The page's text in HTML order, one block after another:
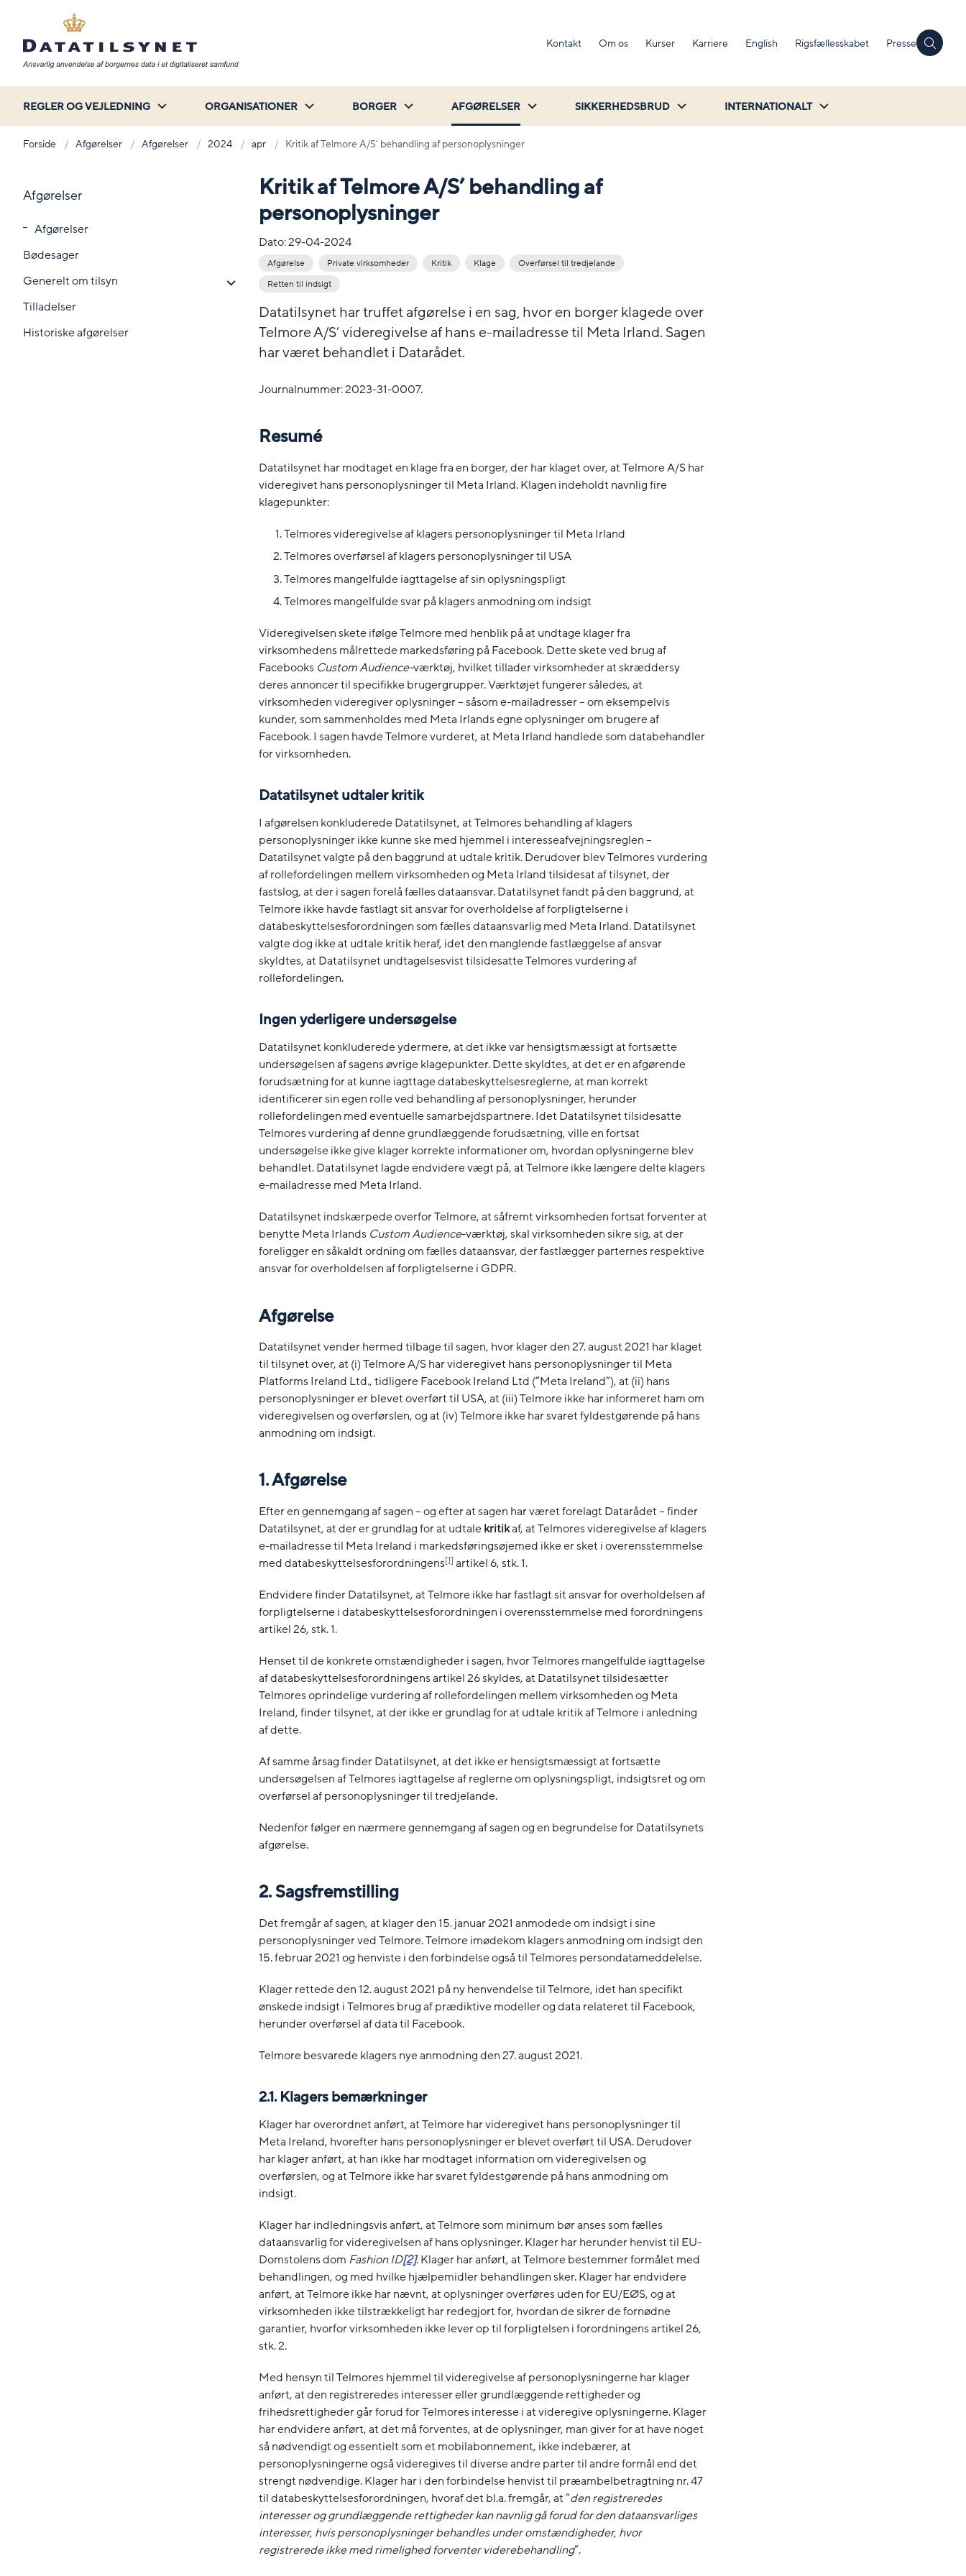
Kontakt Om os Kurser Karriere English Rigsfællesskabet Presse
REGLER OG VEJLEDNING ORGANISATIONER BORGER AFGØRELSER SIKKERHEDSBRUD INTERNATIONALT
Forside Afgørelser Afgørelser 2024 apr Kritik af Telmore A/S’ behandling af personoplysninger
Afgørelser
Afgørelser
Bødesager
Generelt om tilsyn
Tilladelser
Historiske afgørelser
Kritik af Telmore A/S’ behandling af
personoplysninger
Dato:29-04-2024
Afgørelse Private virksomheder Kritik Klage
Overførsel til tredjelande
Retten til indsigt
Datatilsynet har truffet afgørelse i en sag, hvor en borger klagede over
Telmore A/S’ videregivelse af hans e-mailadresse til Meta Irland. Sagen
har været behandlet i Datarådet.
Journalnummer: 2023-31-0007.
Resumé
Datatilsynet har modtaget en klage fra en borger, der har klaget over, at Telmore A/S har
videregivet hans personoplysninger til Meta Irland. Klagen indeholdt navnlig fire
klagepunkter:
Telmores videregivelse af klagers personoplysninger til Meta Irland
Telmores overførsel af klagers personoplysninger til USA
Telmores mangelfulde iagttagelse af sin oplysningspligt
Telmores mangelfulde svar på klagers anmodning om indsigt
Videregivelsen skete ifølge Telmore med henblik på at undtage klager fra
virksomhedens målrettede markedsføring på Facebook. Dette skete ved brug af
Facebooks Custom Audience-værktøj, hvilket tillader virksomheder at skræddersy
deres annoncer til specifikke brugergrupper. Værktøjet fungerer således, at
virksomheden videregiver oplysninger – såsom e-mailadresser – om eksempelvis
kunder, som sammenholdes med Meta Irlands egne oplysninger om brugere af
Facebook. I sagen havde Telmore vurderet, at Meta Irland handlede som databehandler
for virksomheden.
Datatilsynet udtaler kritik
I afgørelsen konkluderede Datatilsynet, at Telmores behandling af klagers
personoplysninger ikke kunne ske med hjemmel i interesseafvejningsreglen –
Datatilsynet valgte på den baggrund at udtale kritik. Derudover blev Telmores vurdering
af rollefordelingen mellem virksomheden og Meta Irland tilsidesat af tilsynet, der
fastslog, at der i sagen forelå fælles dataansvar. Datatilsynet fandt på den baggrund, at
Telmore ikke havde fastlagt sit ansvar for overholdelse af forpligtelserne i
databeskyttelsesforordningen som fælles dataansvarlig med Meta Irland. Datatilsynet
valgte dog ikke at udtale kritik heraf, idet den manglende fastlæggelse af ansvar
skyldtes, at Datatilsynet undtagelsesvist tilsidesatte Telmores vurdering af
rollefordelingen.
Ingen yderligere undersøgelse
Datatilsynet konkluderede ydermere, at det ikke var hensigtsmæssigt at fortsætte
undersøgelsen af sagens øvrige klagepunkter. Dette skyldtes, at det er en afgørende
forudsætning for at kunne iagttage databeskyttelsesreglerne, at man korrekt
identificerer sin egen rolle ved behandling af personoplysninger, herunder
rollefordelingen med eventuelle samarbejdspartnere. Idet Datatilsynet tilsidesatte
Telmores vurdering af denne grundlæggende forudsætning, ville en fortsat
undersøgelse ikke give klager korrekte informationer om, hvordan oplysningerne blev
behandlet. Datatilsynet lagde endvidere vægt på, at Telmore ikke længere delte klagers
e-mailadresse med Meta Irland.
Datatilsynet indskærpede overfor Telmore, at såfremt virksomheden fortsat forventer at
benytte Meta Irlands Custom Audience-værktøj, skal virksomheden sikre sig, at der
foreligger en såkaldt ordning om fælles dataansvar, der fastlægger parternes respektive
ansvar for overholdelsen af forpligtelserne i GDPR.
Afgørelse
Datatilsynet vender hermed tilbage til sagen, hvor klager den 27. august 2021 har klaget
til tilsynet over, at (i) Telmore A/S har videregivet hans personoplysninger til Meta
Platforms Ireland Ltd., tidligere Facebook Ireland Ltd (”Meta Ireland”), at (ii) hans
personoplysninger er blevet overført til USA, at (iii) Telmore ikke har informeret ham om
videregivelsen og overførslen, og at (iv) Telmore ikke har svaret fyldestgørende på hans
anmodning om indsigt.
1. Afgørelse
Efter en gennemgang af sagen – og efter at sagen har været forelagt Datarådet – finder
Datatilsynet, at der er grundlag for at udtalekritikaf, at Telmores videregivelse af klagers
e-mailadresse til Meta Ireland i markedsføringsøjemed ikke er sket i overensstemmelse
med databeskyttelsesforordningens[1] artikel 6, stk. 1.
Endvidere finder Datatilsynet, at Telmore ikke har fastlagt sit ansvar for overholdelsen af
forpligtelserne i databeskyttelsesforordningen i overensstemmelse med forordningens
artikel 26, stk. 1.
Henset til de konkrete omstændigheder i sagen, hvor Telmores mangelfulde iagttagelse
af databeskyttelsesforordningens artikel 26 skyldes, at Datatilsynet tilsidesætter
Telmores oprindelige vurdering af rollefordelingen mellem virksomheden og Meta
Ireland, finder tilsynet, at der ikke er grundlag for at udtale kritik af Telmore i anledning
af dette.
Af samme årsag finder Datatilsynet, at det ikke er hensigtsmæssigt at fortsætte
undersøgelsen af Telmores iagttagelse af reglerne om oplysningspligt, indsigtsret og om
overførsel af personoplysninger til tredjelande.
Nedenfor følger en nærmere gennemgang af sagen og en begrundelse for Datatilsynets
afgørelse.
2. Sagsfremstilling
Det fremgår af sagen, at klager den 15. januar 2021 anmodede om indsigt i sine
personoplysninger ved Telmore. Telmore imødekom klagers anmodning om indsigt den
15. februar 2021 og henviste i den forbindelse også til Telmores persondatameddelelse.
Klager rettede den 12. august 2021 på ny henvendelse til Telmore, idet han specifikt
ønskede indsigt i Telmores brug af prædiktive modeller og data relateret til Facebook,
herunder overførsel af data til Facebook.
Telmore besvarede klagers nye anmodning den 27. august 2021.
2.1. Klagers bemærkninger
Klager har overordnet anført, at Telmore har videregivet hans personoplysninger til
Meta Ireland, hvorefter hans personoplysninger er blevet overført til USA. Derudover
har klager anført, at han ikke har modtaget information om videregivelsen og
overførslen, og at Telmore ikke har svaret fyldestgørende på hans anmodning om
indsigt.
Klager har indledningsvis anført, at Telmore som minimum bør anses som fælles
dataansvarlig for videregivelsen af hans oplysninger. Klager har herunder henvist til EU-
Domstolens dom Fashion ID[2]. Klager har anført, at Telmore bestemmer formålet med
behandlingen, og med hvilke hjælpemidler behandlingen sker. Klager har endvidere
anført, at Telmore ikke har nævnt, at oplysninger overføres uden for EU/EØS, og at
virksomheden ikke tilstrækkeligt har redegjort for, hvordan de sikrer de fornødne
garantier, hvorfor virksomheden ikke lever op til forpligtelsen i forordningens artikel 26,
stk. 2.
Med hensyn til Telmores hjemmel til videregivelse af personoplysningerne har klager
anført, at den registreredes interesser eller grundlæggende rettigheder og
frihedsrettigheder går forud for Telmores interesse i at videregive oplysningerne. Klager
har endvidere anført, at det må forventes, at de oplysninger, man giver for at have noget
så nødvendigt og essentielt som et mobilabonnement, ikke indebærer, at
personoplysningerne også videregives til diverse andre parter til andre formål end det
strengt nødvendige. Klager har i den forbindelse henvist til præambelbetragtning nr. 47
til databeskyttelsesforordningen, hvoraf det bl.a. fremgår, at ”den registreredes
interesser og grundlæggende rettigheder kan navnlig gå forud for den dataansvarliges
interesser, hvis personoplysninger behandles under omstændigheder, hvor
registrerede ikke med rimelighed forventer viderebehandling”.